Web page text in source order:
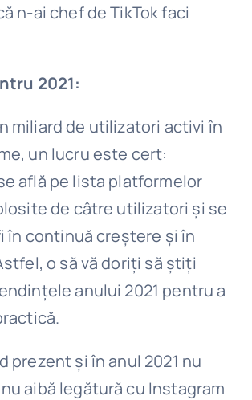
n-ai chef de TikTok faci
2021:
miliard de utilizatori activi în
un lucru este cert:
află pe lista platformelor
de câtre utilizatori și se
în continuă creștere și în
o să vă doriți să știți
anului 2021 pentru a
prezent și în anul 2021 nu
aibă legătură cu Instagram